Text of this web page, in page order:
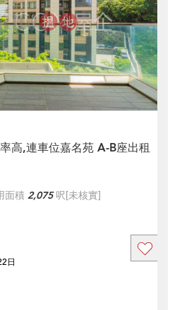
高,連車位嘉名苑 A-B座出租
面積 2,075呎[未核實]
日